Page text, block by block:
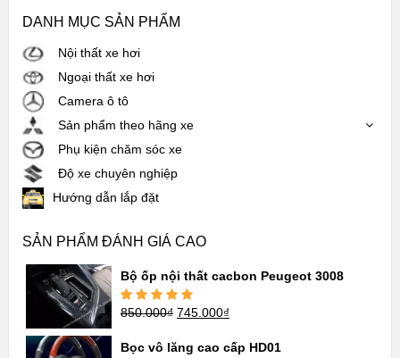
DANH MỤC SẢN PHẨM
Nội thất xe hơi
Ngoại thất xe hơi
Camera ô tô
Sản phẩm theo hãng xe
Phụ kiện chăm sóc xe
Độ xe chuyên nghiệp
Hướng dẫn lắp đặt
SẢN PHẨM ĐÁNH GIÁ CAO
Bộ ốp nội thất cacbon Peugeot 3008
Được xếp
850.000₫ 745.000₫
Bọc vô lăng cao cấp HD01